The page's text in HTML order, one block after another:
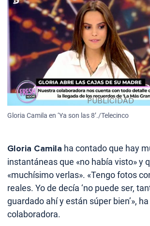
Gloria Camila en ‘Ya son las 8’./Telecinco
Gloria Camila ha contado que hay
instantáneas que «no había visto» y
«muchísimo verlas». «Tengo fotos
reales. Yo de decía ‘no puede ser,
guardado ahí y están súper bien’»,
colaboradora.